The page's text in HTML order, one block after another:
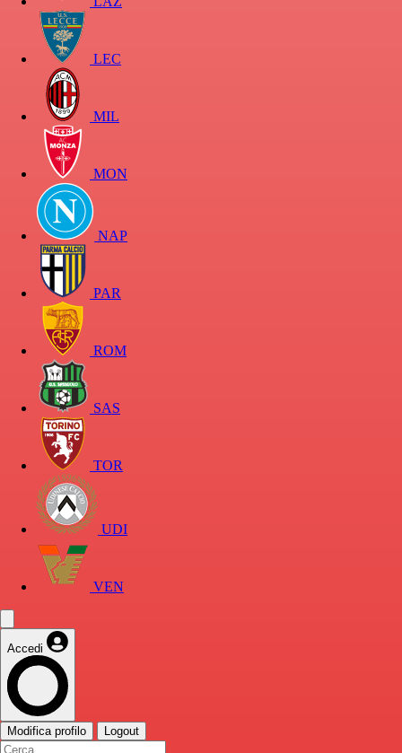
LEC
MIL
MON
NAP
PAR
ROM
SAS
TOR
UDI
VEN
Accedi
Modifica profilo Logout